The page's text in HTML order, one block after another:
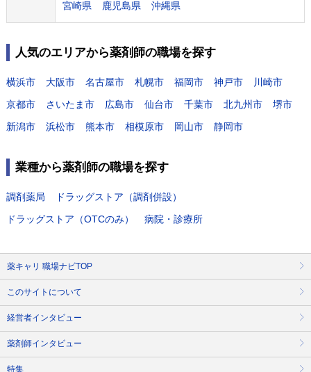
宮崎県
鹿児島県 沖縄県
人気のエリアから薬剤師の職場を探す
横浜市 大阪市 名古屋市 札幌市 福岡市 神戸市
川崎市
京都市
さいたま市 広島市 仙台市 千葉市 北九州市
堺市
新潟市
浜松市 熊本市 相模原市 岡山市 静岡市
業種から薬剤師の職場を探す
調剤薬局
ドラッグストア（調剤併設）
ドラッグストア（OTCのみ）
病院・診療所
薬キャリ 職場ナビTOP
このサイトについて
経営者インタビュー
薬剤師インタビュー
特集